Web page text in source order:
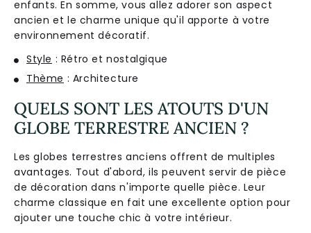
enfants. En somme, vous allez adorer son aspect
ancien et le charme unique qu'il apporte à votre
environnement décoratif.
Style : Rétro et nostalgique
Thème : Architecture
QUELS SONT LES ATOUTS D'UN
GLOBE TERRESTRE ANCIEN ?
Les globes terrestres anciens offrent de multiples
avantages. Tout d'abord, ils peuvent servir de pièce
de décoration dans n'importe quelle pièce. Leur
charme classique en fait une excellente option pour
ajouter une touche chic à votre intérieur.